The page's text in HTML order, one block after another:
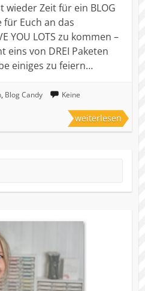
wieder Zeit für ein BLOG
für Euch an das
YOU LOTS zu kommen –
eins von DREI Paketen
einiges zu feiern…
, Blog Candy
Keine
weiterlesen